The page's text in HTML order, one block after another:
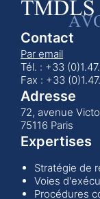
Contact
Par email
Tél. : +33
Fax : +33
Adresse
72, avenue
75116 Paris
Expertises
Stratégie de
Voies
Procédures